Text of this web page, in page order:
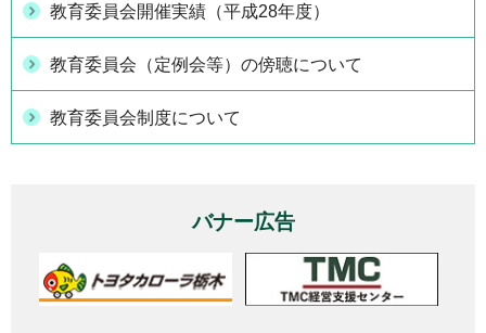
教育委員会開催実績（平成28年度）
教育委員会（定例会等）の傍聴について
教育委員会制度について
バナー広告